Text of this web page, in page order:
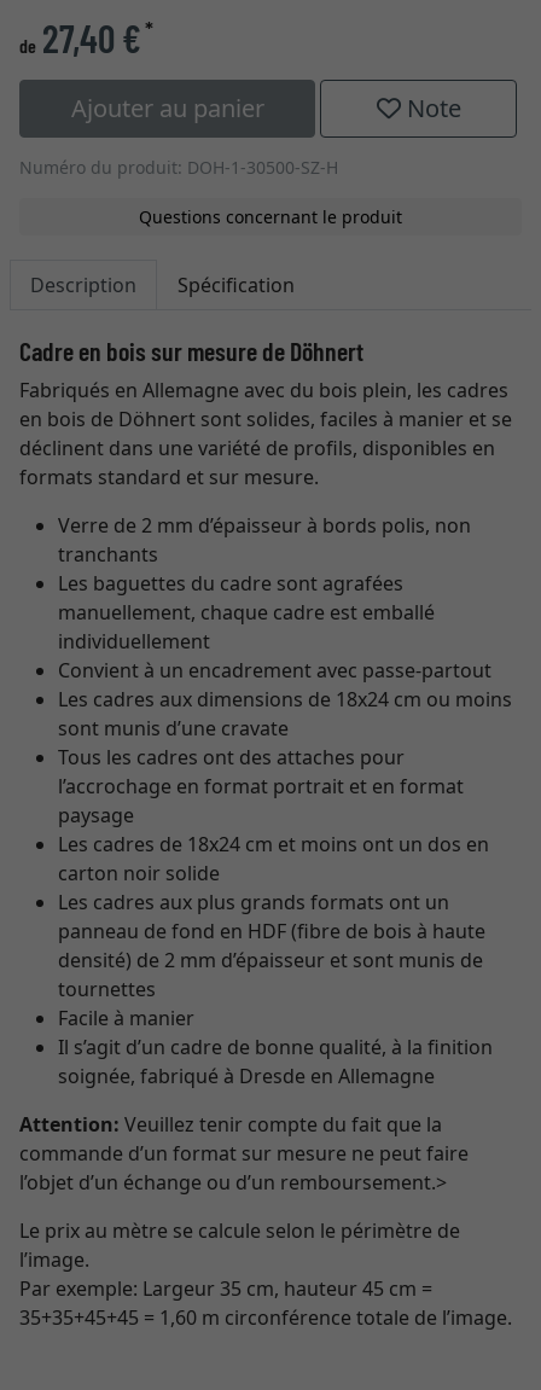
de 27,40 €*
Ajouter au panier Note
Numéro du produit: DOH-1-30500-SZ-H
Questions concernant le produit
Description Spécification
Cadre en bois sur mesure de Döhnert
Fabriqués en Allemagne avec du bois plein, les cadres
en bois de Döhnert sont solides, faciles à manier et se
déclinent dans une variété de profils, disponibles en
formats standard et sur mesure.
Verre de 2 mm d’épaisseur à bords polis, non
tranchants
Les baguettes du cadre sont agrafées
manuellement, chaque cadre est emballé
individuellement
Convient à un encadrement avec passe-partout
Les cadres aux dimensions de 18x24 cm ou moins
sont munis d’une cravate
Tous les cadres ont des attaches pour
l’accrochage en format portrait et en format
paysage
Les cadres de 18x24 cm et moins ont un dos en
carton noir solide
Les cadres aux plus grands formats ont un
panneau de fond en HDF (fibre de bois à haute
densité) de 2 mm d’épaisseur et sont munis de
tournettes
Facile à manier
Il s’agit d’un cadre de bonne qualité, à la finition
soignée, fabriqué à Dresde en Allemagne
Attention: Veuillez tenir compte du fait que la
commande d’un format sur mesure ne peut faire
l’objet d’un échange ou d’un remboursement.>
Le prix au mètre se calcule selon le périmètre de
l’image.
Par exemple: Largeur 35 cm, hauteur 45 cm =
35+35+45+45 = 1,60 m circonférence totale de l’image.